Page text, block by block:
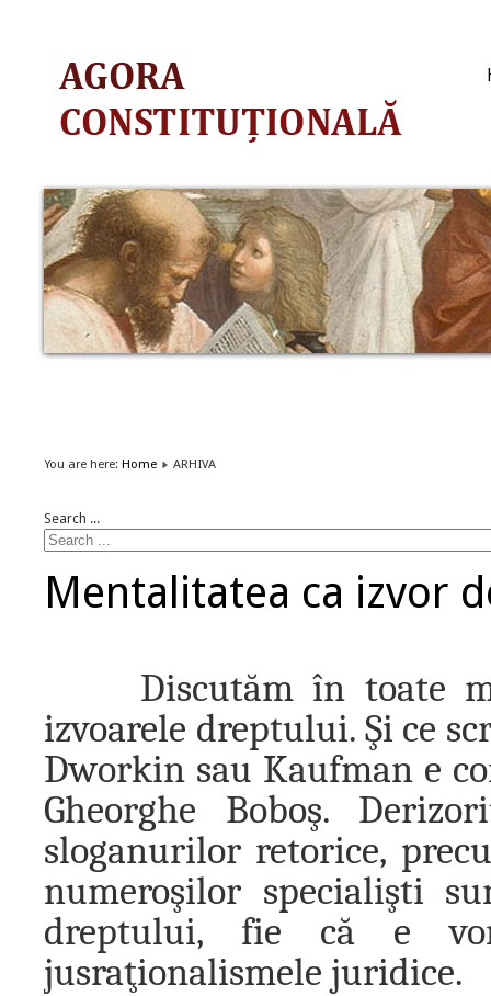
You are here: Home ARHIVA
Search ...
Mentalitatea ca izvor
Discutăm în toate
izvoarele dreptului. Şi ce
Dworkin sau Kaufman e
Gheorghe Boboş.
sloganurilor retorice,
numeroşilor specialişti
dreptului, fie că e
jusraţionalismele juridice.